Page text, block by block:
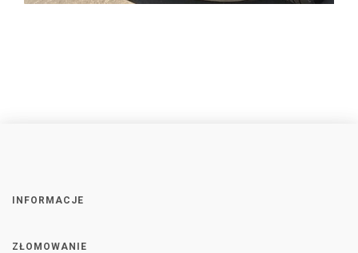
INFORMACJE
ZŁOMOWANIE